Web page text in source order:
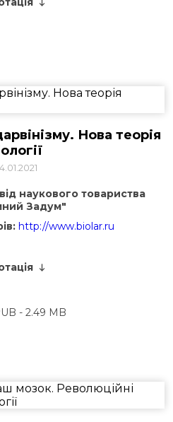
Нова теорія
наукового товариства
Задум"
http://www.biolar.ru
- 2.49 MB